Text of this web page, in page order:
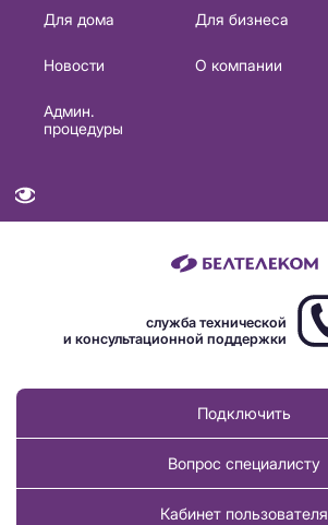
Основная
навигация
Для дома Для бизнеса
Новости
О компании
Админ.
процедуры
служба технической
и консультационной поддержки
Подключить
Вопрос специалисту
Кабинет пользователя